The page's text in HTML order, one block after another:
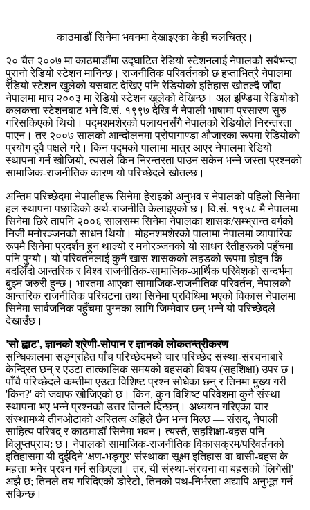
काठमाडौं सिनेमा भवनमा देखाइएका केही चलचित्र।
२० चैत २००७ मा काठमाडौंमा उद्घाटित रेडियो स्टेशनलाई नेपालको सबैभन्दा
पुरानो रेडियो स्टेशन मानिन्छ। राजनीतिक परिवर्तनको छ हप्ताभित्रै नेपालमा
रेडियो स्टेशन खुलेको यसबाट देखिए पनि रेडियोको इतिहास खोतल्दै जाँदा
नेपालमा माघ २००३ मा रेडियो स्टेशन खुलेको देखिन्छ। अल इण्डिया रेडियोको
कलकत्ता स्टेशनबाट भने वि.सं. १९९७ देखि नै नेपाली भाषामा प्रसारण सुरु
गरिसकिएको थियो। पद्मशमशेरको पलायनसँगै नेपालको रेडियोले निरन्तरता
पाएन। तर २००७ सालको आन्दोलनमा प्रोपागाण्डा औजारका रूपमा रेडियोको
प्रयोग दुवै पक्षले गरे। किन पद्मको पालामा मात्र आएर नेपालमा रेडियो
स्थापना गर्न खोजियो, त्यसले किन निरन्तरता पाउन सकेन भन्ने जस्ता प्रश्नको
सामाजिक-राजनीतिक कारण यो परिच्छेदले खोतल्छ।
अन्तिम परिच्छेदमा नेपालीहरू सिनेमा हेराइको अनुभव र नेपालको पहिलो सिनेमा
हल स्थापना पछाडिको अर्थ-राजनीति केलाइएको छ। वि.सं. १९५८ मै नेपालमा
सिनेमा छिरे तापनि २००६ सालसम्म सिनेमा नेपालका शासक/सम्भ्रान्त वर्गको
निजी मनोरञ्जनको साधन थियो। मोहनशमशेरको पालामा नेपालमा व्यापारिक
रूपमै सिनेमा प्रदर्शन हुन थाल्यो र मनोरञ्जनको यो साधन रैतीहरूको पहुँचमा
पनि पुग्यो। यो परिवर्तनलाई कुनै खास शासकको लहडको रूपमा होइन कि
बदलिँदो आन्तरिक र विश्व राजनीतिक-सामाजिक-आर्थिक परिवेशको सन्दर्भमा
बुझ्न जरुरी हुन्छ। भारतमा आएका सामाजिक-राजनीतिक परिवर्तन, नेपालको
आन्तरिक राजनीतिक परिघटना तथा सिनेमा प्रविधिमा भएको विकास नेपालमा
सिनेमा सार्वजनिक पहुँचमा पुग्नका लागि जिम्मेवार छन् भन्ने यो परिच्छेदले
देखाउँछ।
'सो ह्वाट', ज्ञानको श्रेणी-सोपान र ज्ञानको लोकतन्त्रीकरण
सन्धिकालमा सङ्ग्रहित पाँच परिच्छेदमध्ये चार परिच्छेद संस्था-संरचनाबारे
केन्द्रित छन् र एउटा तात्कालिक समयको बहसको विषय (सहशिक्षा) उपर छ।
पाँचै परिच्छेदले कम्तीमा एउटा विशिष्ट प्रश्न सोधेका छन् र तिनमा मुख्य गरी
'किन?' को जवाफ खोजिएको छ। किन, कुन विशिष्ट परिवेशमा कुनै संस्था
स्थापना भए भन्ने प्रश्नको उत्तर तिनले दिन्छन्। अध्ययन गरिएका चार
संस्थामध्ये तीनओटाको अस्तित्व अहिले छैन भन्न मिल्छ — संसद्, नेपाली
साहित्य परिषद् र काठमाडौं सिनेमा भवन। त्यस्तै, सहशिक्षा-बहस पनि
विलुप्तप्राय: छ। नेपालको सामाजिक-राजनीतिक विकासक्रम/परिवर्तनको
इतिहासमा यी दुईदिने 'क्षण-भङ्गुर' संस्थाका सूक्ष्म इतिहास वा बासी-बहस के
महत्ता भनेर प्रश्न गर्न सकिएला। तर, यी संस्था-संरचना वा बहसको 'लिगेसी'
अझै छ; तिनले तय गरिदिएको डोरेटो, तिनको पथ-निर्भरता अद्यापि अनुभूत गर्न
सकिन्छ।